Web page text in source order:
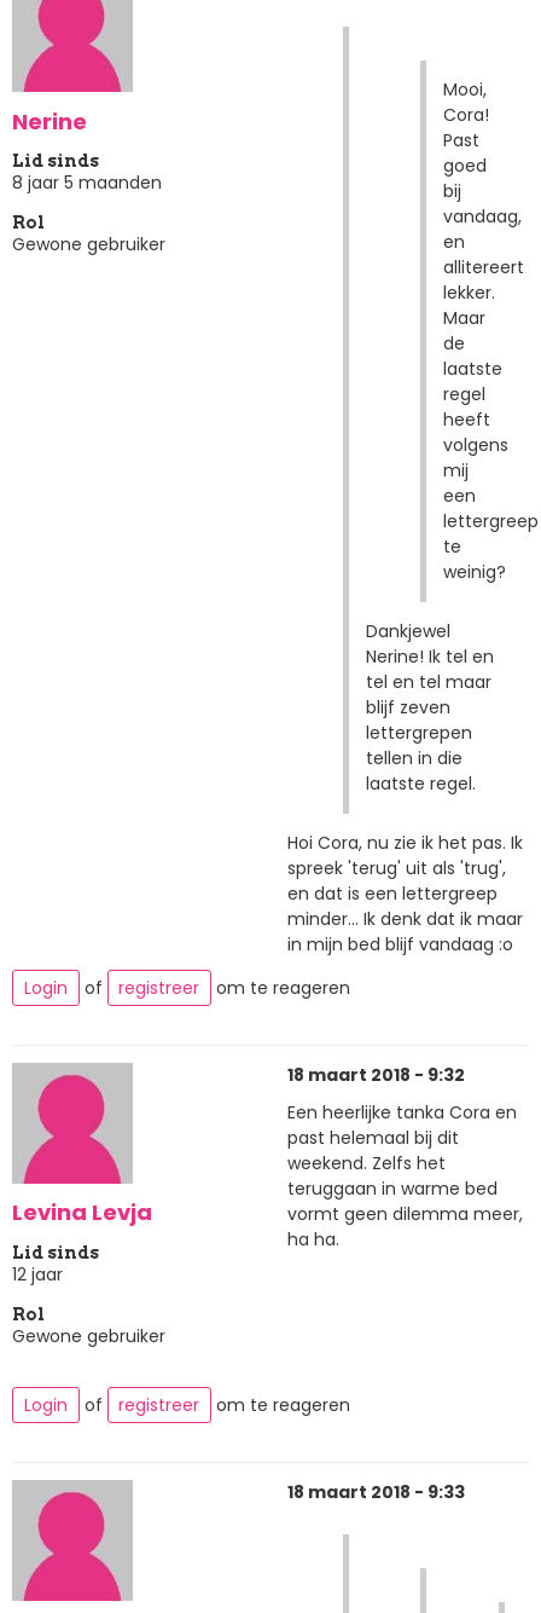
Nerine
Lid sinds
8 jaar 5 maanden
Rol
Gewone gebruiker
Mooi,
Cora!
Past
goed
bij
vandaag,
en
allitereert
lekker.
Maar
de
laatste
regel
heeft
volgens
mij
een
lettergreep
te
weinig?
Dankjewel
Nerine! Ik tel en
tel en tel maar
blijf zeven
lettergrepen
tellen in die
laatste regel.
Hoi Cora, nu zie ik het pas. Ik
spreek 'terug' uit als 'trug',
en dat is een lettergreep
minder... Ik denk dat ik maar
in mijn bed blijf vandaag :o
Login
of registreer om te reageren
Levina Levja
Lid sinds
12 jaar
Rol
Gewone gebruiker
18 maart 2018 - 9:32
Een heerlijke tanka Cora en
past helemaal bij dit
weekend. Zelfs het
teruggaan in warme bed
vormt geen dilemma meer,
ha ha.
Login of registreer om te reageren
18 maart 2018 - 9:33